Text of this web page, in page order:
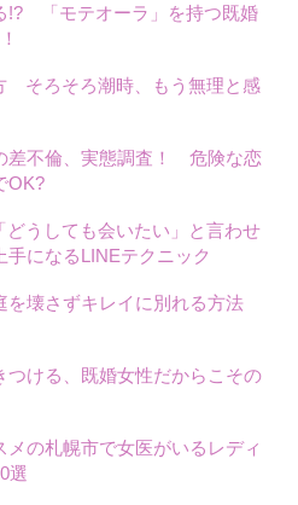
!? 「モテオーラ」を持つ既婚
そろそろ潮時、もう無理と感
差不倫、実態調査！ 危険な恋
OK?
どうしても会いたい」と言わせ
手になるLINEテクニック
壊さずキレイに別れる方法
つける、既婚女性だからこその
メの札幌市で女医がいるレディ
選